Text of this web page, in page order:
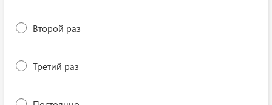
Второй раз
Третий раз